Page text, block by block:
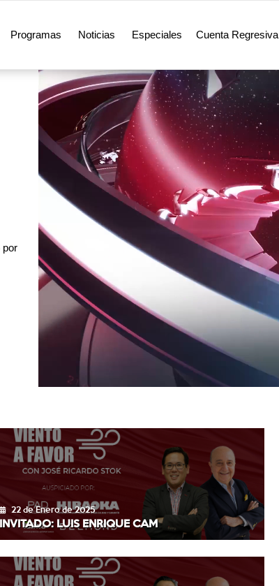
Programas Noticias Especiales Cuenta Regresiva
por
22 de Enero de 2025
INVITADO: LUIS ENRIQUE CAM